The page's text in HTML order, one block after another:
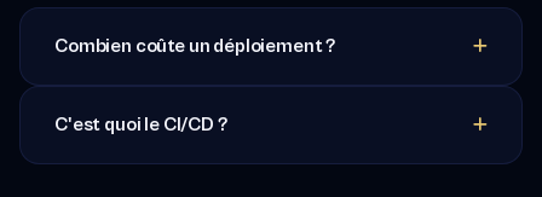
Combien coûte un déploiement ?
C'est quoi le CI/CD ?